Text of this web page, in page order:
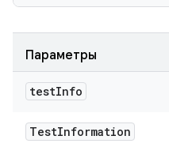
Параметры
testInfo
TestInformation